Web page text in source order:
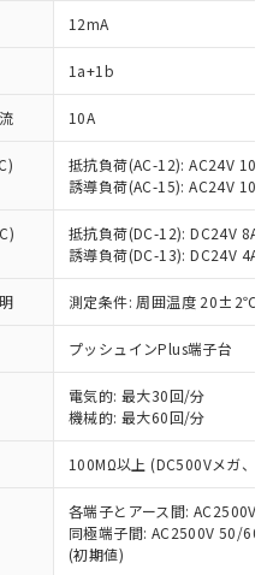
12mA
1a+1b
10A
抵抗負荷(AC-12): AC24V 10A/
誘導負荷(AC-15): AC24V
抵抗負荷(DC-12): DC24V 8A/
誘導負荷(DC-13): DC24V 4A/
測定条件: 周囲温度 20±2℃、
プッシュインPlus端子台
電気的: 最大30回/分
機械的: 最大60回/分
100MΩ以上 (DC500Vメガ、点
各端子とアース間: AC2500V
同極端子間: AC2500V 50/
(初期値)
当社制御機器事業取扱
状況および標準価格
ていただくもので
業取扱商品の中には、
象外となる商品もある
ださい。
準価格照会結果は、
指令（10物質）の
が提供可能な商品で
令（10物質）の非含
り替える予定のある
指令（10物質）の
で、対応品を出す予
指令（10物質）の
査中または確認中の
い商品です。
、非含有部品として
判明した場合などや
があります。
含有率が中国RoHSの
を示します。
含有率が中国RoHSの
とを示します。
当社販売部門へお問
貴社製品のうち、外国
易法に定める商品